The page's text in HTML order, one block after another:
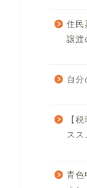
住民
譲渡
自
【
スス
青色